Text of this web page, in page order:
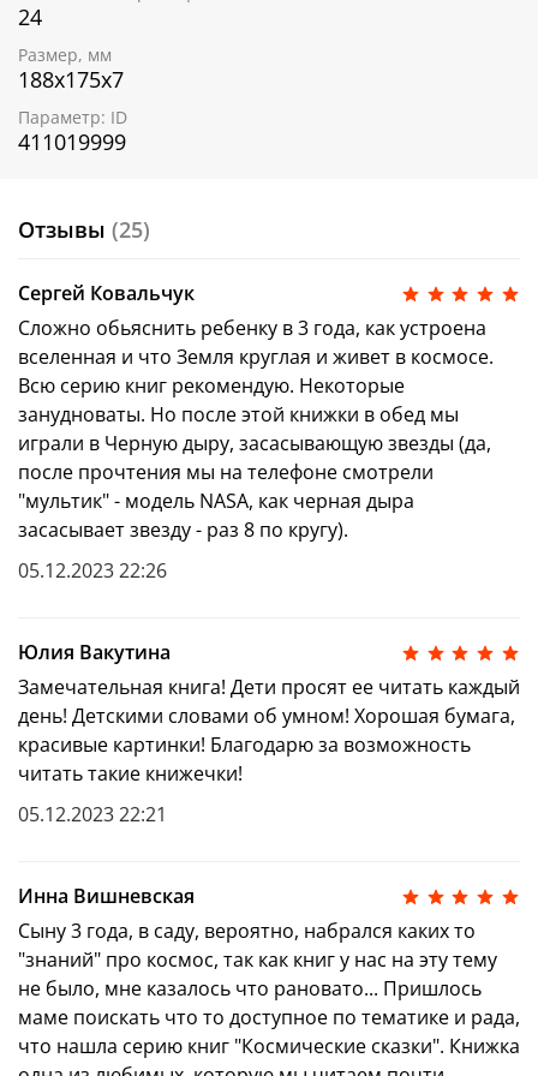
книги для маленьких почемучек, где научные
поданы в форме увлекательной сказки
Читайте также в серии:
Земля и Луна.
детском саду, в развивающем центр и просто в
дороге.
Собери всю коллекцию!Скачать чек-лист
Об авторе:
Елена Ульева — талантливый автор детских книг,
изданных совокупным тиражом 6 миллионов
экземпляров, по итогам 2020 года входит в ТОП-3
самых издаваемых детских авторов России по
мнению Книжной палаты. Мастер сказок, педагог с
20-летним опытом работы с детьми.
24
Размер, мм
188х175х7
Параметр: ID
411019999
Отзывы (25)
Сергей Ковальчук
Сложно обьяснить ребенку в 3 года, как устроена
вселенная и что Земля круглая и живет в космосе.
Всю серию книг рекомендую. Некоторые
занудноваты. Но после этой книжки в обед мы
играли в Черную дыру, засасывающую звезды (да,
после прочтения мы на телефоне смотрели
"мультик" - модель NASA, как черная дыра
засасывает звезду - раз 8 по кругу).
05.12.2023 22:26
Юлия Вакутина
Замечательная книга! Дети просят ее читать каждый
день! Детскими словами об умном! Хорошая бумага,
красивые картинки! Благодарю за возможность
читать такие книжечки!
05.12.2023 22:21
Инна Вишневская
Сыну 3 года, в саду, вероятно, набрался каких то
"знаний" про космос, так как книг у нас на эту тему
не было, мне казалось что рановато... Пришлось
маме поискать что то доступное по тематике и рада,
что нашла серию книг "Космические сказки". Книжка